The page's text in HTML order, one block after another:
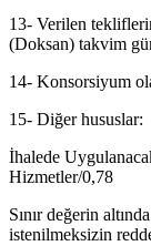
13- Verilen
(Doksan) takvim
14- Konsorsiyum
15- Diğer hususlar:
İhalede
Hizmetler/0,78
Sınır değerin
istenilmeksizin